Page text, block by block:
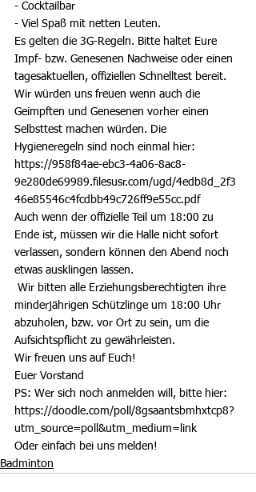
- Cocktailbar
- Viel Spaß mit netten Leuten.
Es gelten die 3G-Regeln. Bitte haltet Eure
Impf- bzw. Genesenen Nachweise oder einen
tagesaktuellen, offiziellen Schnelltest bereit.
Wir würden uns freuen wenn auch die
Geimpften und Genesenen vorher einen
Selbsttest machen würden. Die
Hygieneregeln sind noch einmal hier:
https://958f84ae-ebc3-4a06-8ac8-
9e280de69989.filesusr.com/ugd/4edb8d_2f3
46e85546c4fcdbb49c726ff9e55cc.pdf
Auch wenn der offizielle Teil um 18:00 zu
Ende ist, müssen wir die Halle nicht sofort
verlassen, sondern können den Abend noch
etwas ausklingen lassen.
minderjährigen Schützlinge um 18:00 Uhr
abzuholen, bzw. vor Ort zu sein, um die
Aufsichtspflicht zu gewährleisten.
Wir freuen uns auf Euch!
Euer Vorstand
PS: Wer sich noch anmelden will, bitte hier:
https://doodle.com/poll/8gsaantsbmhxtcp8?
utm_source=poll&utm_medium=link
Oder einfach bei uns melden!
Badminton